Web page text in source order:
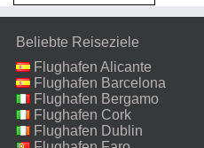
Beliebte Reiseziele
Flughafen Alicante
Flughafen Barcelona
Flughafen Bergamo
Flughafen Cork
Flughafen Dublin